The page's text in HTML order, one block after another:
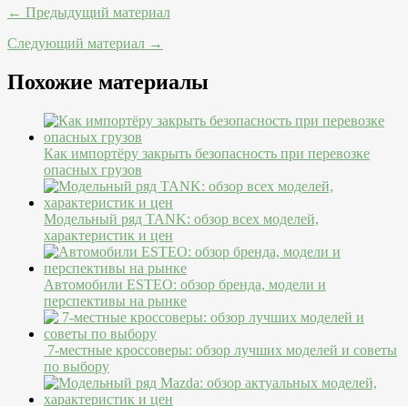
← Предыдущий материал
Следующий материал →
Похожие материалы
Как импортёру закрыть безопасность при перевозке
опасных грузов
Модельный ряд TANK: обзор всех моделей,
характеристик и цен
Автомобили ESTEO: обзор бренда, модели и
перспективы на рынке
7-местные кроссоверы: обзор лучших моделей и советы
по выбору